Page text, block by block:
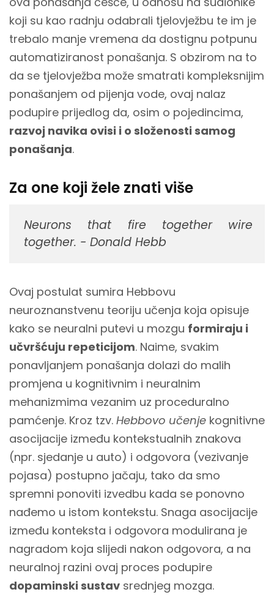
koji su kao radnju odabrali tjelovježbu te im je
trebalo manje vremena da dostignu potpunu
automatiziranost ponašanja. S obzirom na to
da se tjelovježba može smatrati kompleksnijim
ponašanjem od pijenja vode, ovaj nalaz
podupire prijedlog da, osim o pojedincima,
razvoj navika ovisi i o složenosti samog
ponašanja.
Za one koji žele znati više
Neurons that fire together wire
together. - Donald Hebb
Ovaj postulat sumira Hebbovu
neuroznanstvenu teoriju učenja koja opisuje
kako se neuralni putevi u mozgu formiraju i
učvršćuju repeticijom. Naime, svakim
ponavljanjem ponašanja dolazi do malih
promjena u kognitivnim i neuralnim
mehanizmima vezanim uz proceduralno
pamćenje. Kroz tzv. Hebbovo učenje kognitivne
asocijacije između kontekstualnih znakova
(npr. sjedanje u auto) i odgovora (vezivanje
pojasa) postupno jačaju, tako da smo
spremni ponoviti izvedbu kada se ponovno
nađemo u istom kontekstu. Snaga asocijacije
između konteksta i odgovora modulirana je
nagradom koja slijedi nakon odgovora, a na
neuralnoj razini ovaj proces podupire
dopaminski sustav srednjeg mozga.